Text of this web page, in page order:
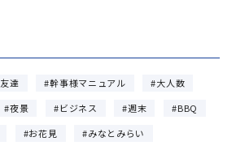
友達 幹事様マニュアル
大人数
夜景 ビジネス 週末
BBQ
お花見
みなとみらい